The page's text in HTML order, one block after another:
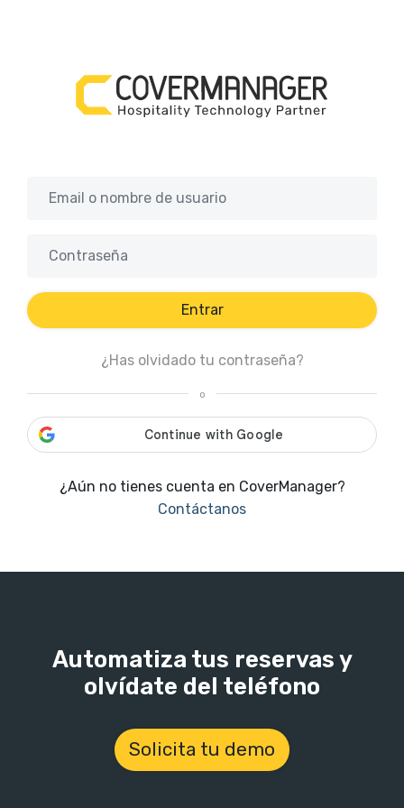
Entrar
¿Has olvidado tu contraseña?
o
¿Aún no tienes cuenta en CoverManager?
Contáctanos
Automatiza tus reservas y
olvídate del teléfono
Solicita tu demo